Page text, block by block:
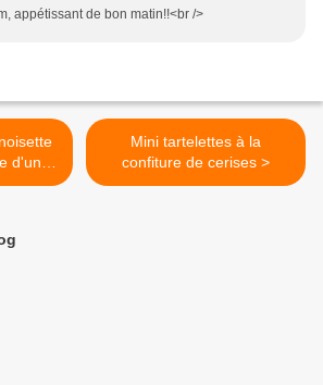
appétissant de bon matin!!<br />
d'un
Mini tartelettes à la
confiture de cerises >